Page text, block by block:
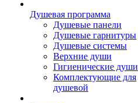
Душевая программа
Душевые панели
Душевые гарнитуры
Душевые системы
Верхние души
Гигиенические души
Комплектующие для
душевой